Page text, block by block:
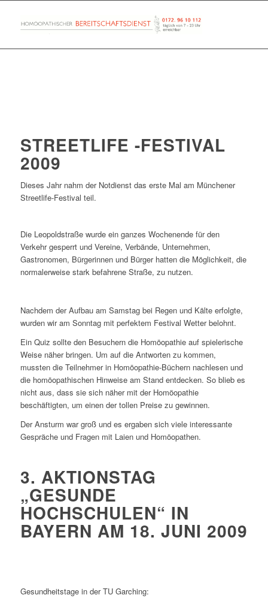
STREETLIFE -FESTIVAL
2009
Dieses Jahr nahm der Notdienst das erste Mal am Münchener
Streetlife-Festival teil.
Die Leopoldstraße wurde ein ganzes Wochenende für den
Verkehr gesperrt und Vereine, Verbände, Unternehmen,
Gastronomen, Bürgerinnen und Bürger hatten die Möglichkeit, die
normalerweise stark befahrene Straße, zu nutzen.
Nachdem der Aufbau am Samstag bei Regen und Kälte erfolgte,
wurden wir am Sonntag mit perfektem Festival Wetter belohnt.
Ein Quiz sollte den Besuchern die Homöopathie auf spielerische
Weise näher bringen. Um auf die Antworten zu kommen,
mussten die Teilnehmer in Homöopathie-Büchern nachlesen und
die homöopathischen Hinweise am Stand entdecken. So blieb es
nicht aus, dass sie sich näher mit der Homöopathie
beschäftigten, um einen der tollen Preise zu gewinnen.
Der Ansturm war groß und es ergaben sich viele interessante
Gespräche und Fragen mit Laien und Homöopathen.
3. AKTIONSTAG
„GESUNDE
HOCHSCHULEN“ IN
BAYERN AM 18. JUNI 2009
Gesundheitstage in der TU Garching: